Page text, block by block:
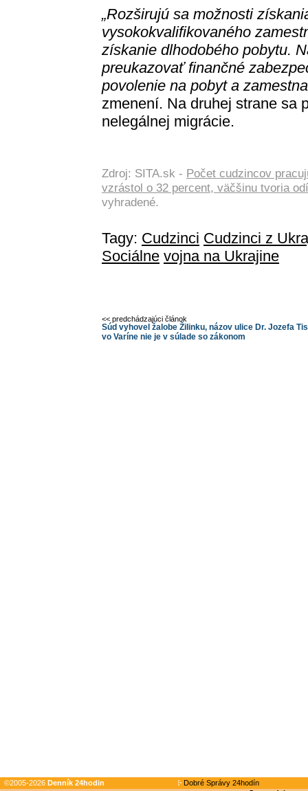
„Rozširujú sa možnosti
vysokokvalifikovaného
získanie dlhodobého pobytu.
preukazovať finančné
povolenie na pobyt a
zmenení. Na druhej strane sa
nelegálnej migrácie.
Zdroj: SITA.sk - Počet cudzincov
vzrástol o 32 percent, väčšinu tvoria
vyhradené.
Tagy: Cudzinci Cudzinci z
Sociálne vojna na Ukrajine
<< predchádzajúci článok
Súd vyhovel žalobe Žilinku, názov ulice Dr. Jozefa
vo Varíne nie je v súlade so zákonom
©2005-2026 Denník 24hodin
Dobré Správy 24hodín